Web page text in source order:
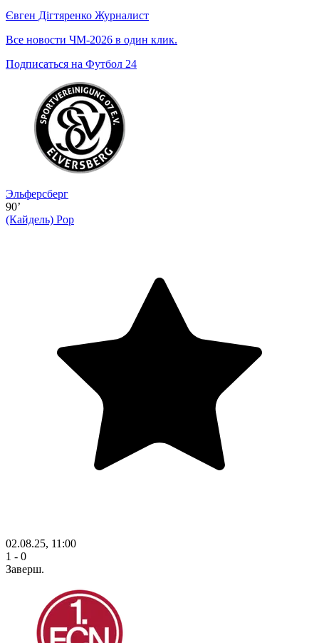
Євген Дігтяренко Журналист
Все новости ЧМ-2026 в один клик.
Подписаться на Футбол 24
Эльферсберг
90’
(Кайдель) Рор
02.08.25, 11:00
1 - 0
Заверш.